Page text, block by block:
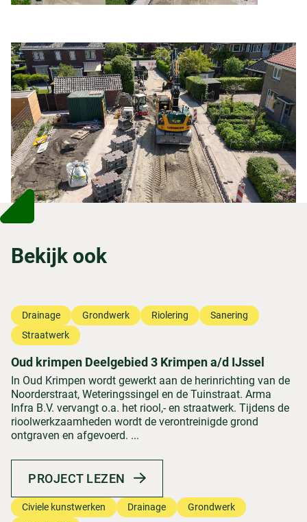
Bekijk ook
Drainage Grondwerk Riolering
Sanering
Straatwerk
Oud krimpen Deelgebied 3 Krimpen a/d IJssel
In Oud Krimpen wordt gewerkt aan de herinrichting van de
Noorderstraat, Weteringssingel en de Tuinstraat. Arma
Infra B.V. vervangt o.a. het riool,- en straatwerk. Tijdens de
rioolwerkzaamheden wordt de verontreinigde grond
ontgraven en afgevoerd. ...
PROJECT LEZEN
Civiele kunstwerken Drainage
Grondwerk